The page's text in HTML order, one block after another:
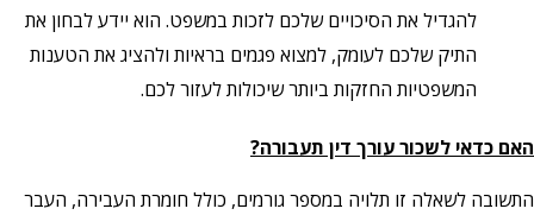
להגדיל את הסיכויים שלכם לזכות במשפט. הוא יידע לבחון את
התיק שלכם לעומק, למצוא פגמים בראיות ולהציג את הטענות
המשפטיות החזקות ביותר שיכולות לעזור לכם.
האם כדאי לשכור עורך דין תעבורה?
התשובה לשאלה זו תלויה במספר גורמים, כולל חומרת העבירה, העבר